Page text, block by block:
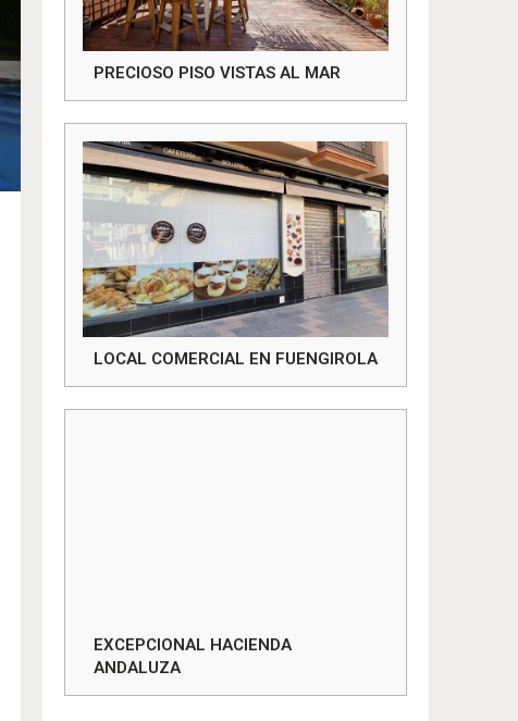
PRECIOSO PISO VISTAS AL MAR
LOCAL COMERCIAL EN FUENGIROLA
EXCEPCIONAL HACIENDA
ANDALUZA